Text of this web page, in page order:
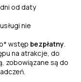
od daty
nie
wstęp bezpłatny
na atrakcje, do
zobowiązane są do